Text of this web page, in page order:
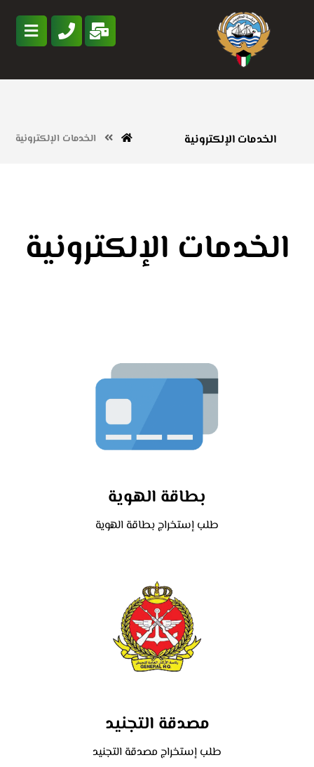
الخدمات الإلكترونية الخدمات الإلكترونية
الخدمات الإلكترونية
بطاقة الهوية
طلب إستخراج بطاقة الهوية
مصدقة التجنيد
طلب إستخراج مصدقة التجنيد